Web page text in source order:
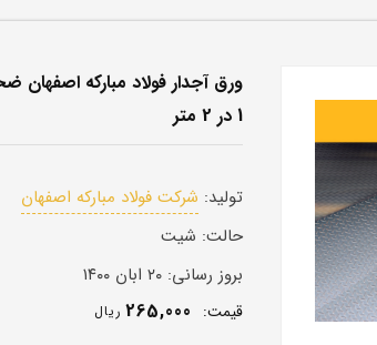
1 در 2 متر
تولید: شرکت فولاد مبارکه اصفهان
حالت: شیت
بروز رسانی: ۲۰ ابان ۱۴۰۰
قيمت: 265,000 ريال